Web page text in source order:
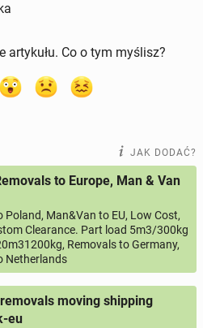
artykułu. Co o tym myślisz?
JAK DODAĆ?
to Europe, Man & Van
Poland, Man&Van to EU, Low Cost,
Clearance. Part load 5m3/300kg
Removals to Germany,
Netherlands
moving shipping
eu